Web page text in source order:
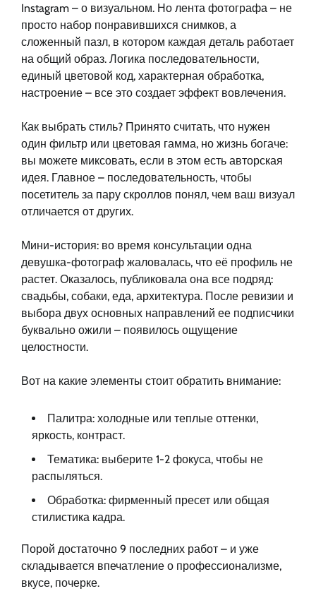
Instagram – о визуальном. Но лента фотографа – не
просто набор понравившихся снимков, а
сложенный пазл, в котором каждая деталь работает
на общий образ. Логика последовательности,
единый цветовой код, характерная обработка,
настроение – все это создает эффект вовлечения.
Как выбрать стиль? Принято считать, что нужен
один фильтр или цветовая гамма, но жизнь богаче:
вы можете миксовать, если в этом есть авторская
идея. Главное – последовательность, чтобы
посетитель за пару скроллов понял, чем ваш визуал
отличается от других.
Мини-история: во время консультации одна
девушка-фотограф жаловалась, что её профиль не
растет. Оказалось, публиковала она все подряд:
свадьбы, собаки, еда, архитектура. После ревизии и
выбора двух основных направлений ее подписчики
буквально ожили – появилось ощущение
целостности.
Вот на какие элементы стоит обратить внимание:
Палитра: холодные или теплые оттенки,
яркость, контраст.
Тематика: выберите 1-2 фокуса, чтобы не
распыляться.
Обработка: фирменный пресет или общая
стилистика кадра.
Порой достаточно 9 последних работ – и уже
складывается впечатление о профессионализме,
вкусе, почерке.